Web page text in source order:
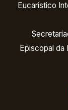
Eucarístico
Episcopal da